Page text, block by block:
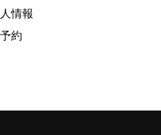
情報
約